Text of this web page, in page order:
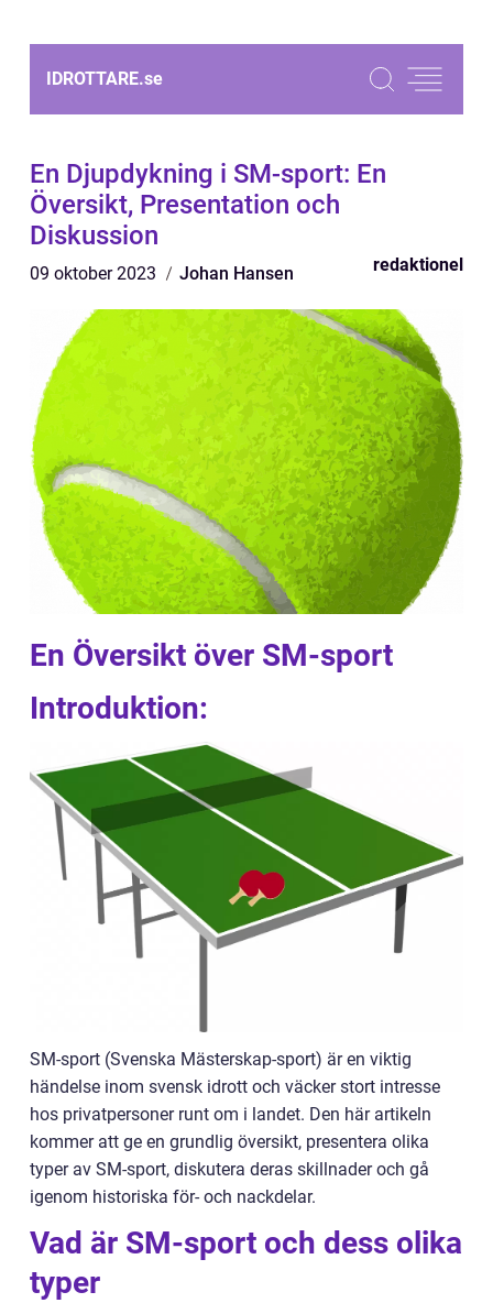
IDROTTARE.se
En Djupdykning i SM-sport: En
Översikt, Presentation och
Diskussion
09 oktober 2023 Johan Hansen redaktionel
En Översikt över SM-sport
Introduktion:
SM-sport (Svenska Mästerskap-sport) är en viktig
händelse inom svensk idrott och väcker stort intresse
hos privatpersoner runt om i landet. Den här artikeln
kommer att ge en grundlig översikt, presentera olika
typer av SM-sport, diskutera deras skillnader och gå
igenom historiska för- och nackdelar.
Vad är SM-sport och dess olika
typer